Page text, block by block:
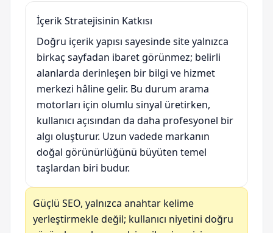
İçerik Stratejisinin Katkısı
Doğru içerik yapısı sayesinde site yalnızca
birkaç sayfadan ibaret görünmez; belirli
alanlarda derinleşen bir bilgi ve hizmet
merkezi hâline gelir. Bu durum arama
motorları için olumlu sinyal üretirken,
kullanıcı açısından da daha profesyonel bir
algı oluşturur. Uzun vadede markanın
doğal görünürlüğünü büyüten temel
taşlardan biri budur.
Güçlü SEO, yalnızca anahtar kelime
yerleştirmekle değil; kullanıcı niyetini doğru